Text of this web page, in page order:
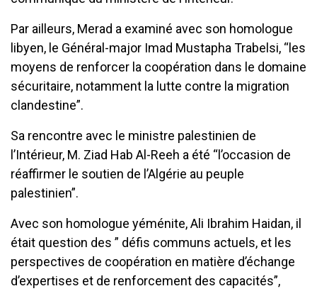
Par ailleurs, Merad a examiné avec son homologue
libyen, le Général-major Imad Mustapha Trabelsi, “les
moyens de renforcer la coopération dans le domaine
sécuritaire, notamment la lutte contre la migration
clandestine”.
Sa rencontre avec le ministre palestinien de
l’Intérieur, M. Ziad Hab Al-Reeh a été “l’occasion de
réaffirmer le soutien de l’Algérie au peuple
palestinien”.
Avec son homologue yéménite, Ali Ibrahim Haidan, il
était question des ” défis communs actuels, et les
perspectives de coopération en matière d’échange
d’expertises et de renforcement des capacités”,